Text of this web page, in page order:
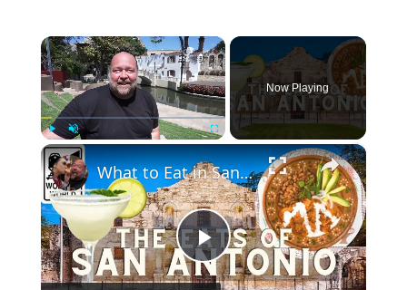
×
Play Unmute Fullscreen
Now Playing
×
P
What to Eat in San Antonio, Texas - Traditional San Antonio Foods